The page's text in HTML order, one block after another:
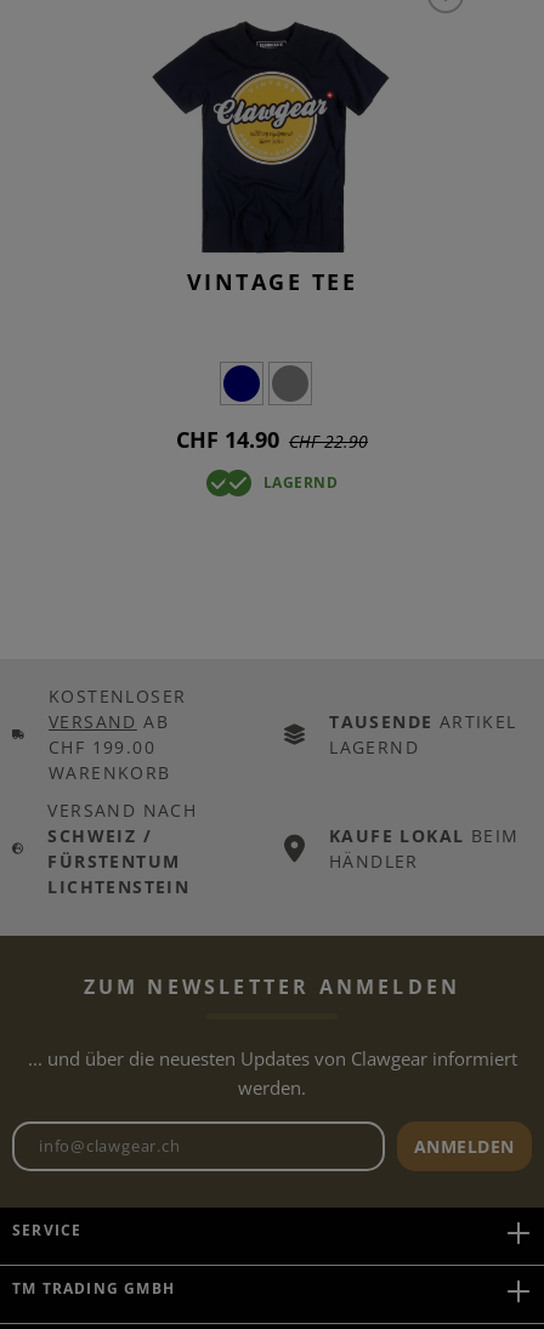
VINTAGE TEE
CHF 14.90 CHF 22.90
LAGERND
KOSTENLOSER
VERSAND AB
CHF 199.00
WARENKORB
TAUSENDE ARTIKEL
LAGERND
VERSAND NACH
SCHWEIZ /
FÜRSTENTUM
LICHTENSTEIN
KAUFE LOKAL BEIM
HÄNDLER
ZUM NEWSLETTER ANMELDEN
... und über die neuesten Updates von Clawgear informiert
werden.
Newsletter E-Mail-Adresse
ANMELDEN
SERVICE
TM TRADING GMBH